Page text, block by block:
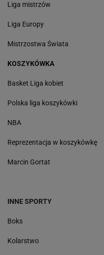
Liga mistrzów
Liga Europy
Mistrzostwa Świata
KOSZYKÓWKA
Basket Liga kobiet
Polska liga koszykówki
NBA
Reprezentacja w koszykówkę
Marcin Gortat
INNE SPORTY
Boks
Kolarstwo